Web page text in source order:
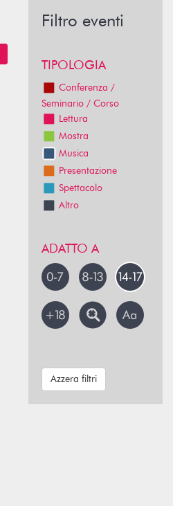
Filtro eventi
TIPOLOGIA
Conferenza /
Seminario / Corso
Lettura
Mostra
Musica
Presentazione
Spettacolo
Altro
ADATTO A
Azzera filtri